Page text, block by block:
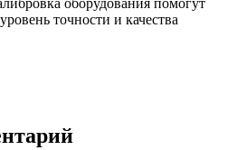
оборудования помогут
точности и качества